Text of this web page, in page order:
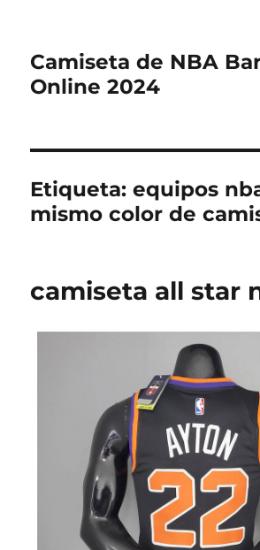
Camiseta de NBA
Online 2024
Etiqueta:equipos
mismo color de
camiseta all star